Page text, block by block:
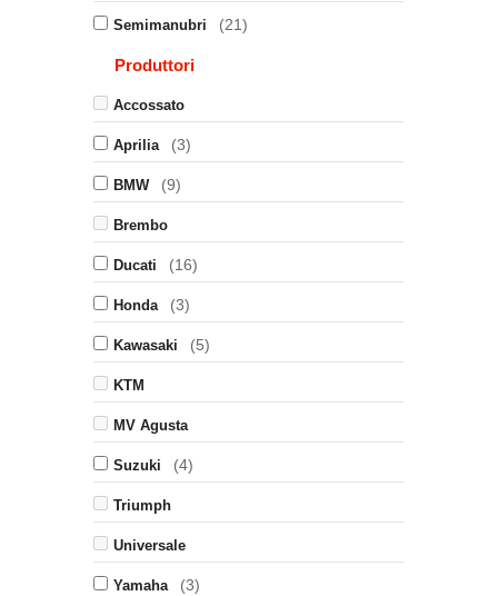
Semimanubri (21)
Produttori
Accossato
Aprilia (3)
BMW (9)
Brembo
Ducati (16)
Honda (3)
Kawasaki (5)
KTM
MV Agusta
Suzuki (4)
Triumph
Universale
Yamaha (3)